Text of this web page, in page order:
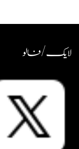
لایک / فالو